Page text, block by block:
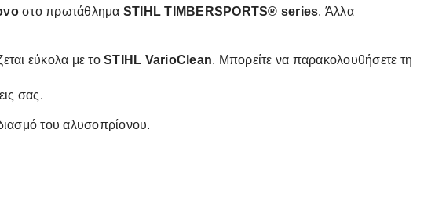
στο πρωτάθλημα STIHL TIMBERSPORTS® series. Άλλα
εύκολα με το STIHL VarioClean. Μπορείτε να παρακολουθήσετε τη
σας.
του αλυσοπρίονου.